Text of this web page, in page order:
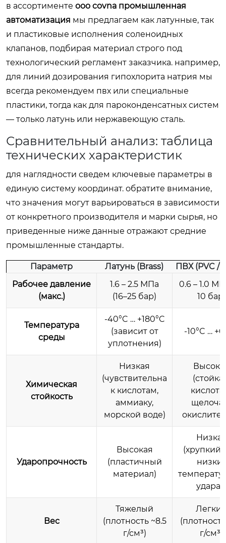
в ассортименте ооо covna промышленная
автоматизация мы предлагаем как латунные, так
и пластиковые исполнения соленоидных
клапанов, подбирая материал строго под
технологический регламент заказчика. например,
для линий дозирования гипохлорита натрия мы
всегда рекомендуем пвх или специальные
пластики, тогда как для пароконденсатных систем
— только латунь или нержавеющую сталь.
Сравнительный анализ: таблица
технических характеристик
для наглядности сведем ключевые параметры в
единую систему координат. обратите внимание,
что значения могут варьироваться в зависимости
от конкретного производителя и марки сырья, но
приведенные ниже данные отражают средние
промышленные стандарты.
Параметр Латунь (Brass)
ПВХ (PVC /
Рабочее давление
(макс.)
1.6 – 2.5 МПа
(16–25 бар)
0.6 – 1.0
10 бар)
Температура
среды
-40°C … +180°C
(зависит от
уплотнения)
-10°C …
Химическая
стойкость
Низкая
(чувствительна
к кислотам,
аммиаку,
морской воде)
(стойка
Ударопрочность
Высокая
(пластичный
материал)
(хрупкий
низких
Вес
Тяжелый
(плотность ~8.5
г/см³)
г/см³)